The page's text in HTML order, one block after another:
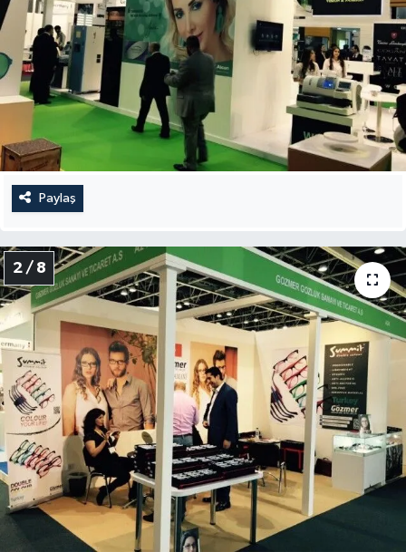
Paylaş
2 / 8